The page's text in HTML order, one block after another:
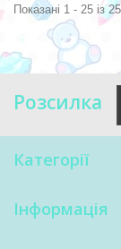
Показані 1 - 25 із
Розсилка
Категорії
Інформація